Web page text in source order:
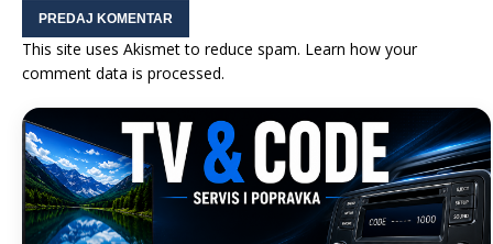
This site uses Akismet to reduce spam. Learn how your
comment data is processed.